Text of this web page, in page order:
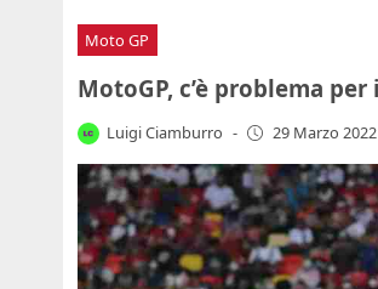
Moto GP
MotoGP, c’è problema
Luigi Ciamburro - 29 Marzo 2022